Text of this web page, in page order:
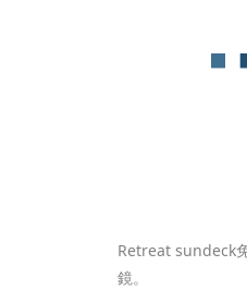
Retreat sundeck
鏡。